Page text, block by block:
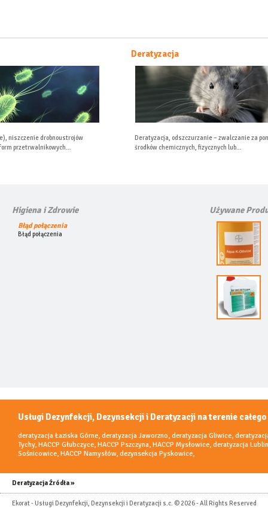
Deratyzacja, odszczurzanie – zwalczanie za pomocą
środków chemicznych, fizycznych lub…
Higiena i Zdrowie
Błąd połączenia
Błąd połączenia
Używane
Usługi Dezynfekcji, Dezynsekcji i Deratyzacji na terenie
deratyzacja Łaziska Górne, deratyzacja Jaworzno, deratyzacja Gliwice,
Tychy, HACCP Głubczyce, HACCP Pszczyna, HACCP Mysłowice, deratyzacja
Sośnicowice, HACCP Namysłów, dezynsekcja Pyskowice,
Deratyzacja Źródła »
Ekorat - Usługi Dezynfekcji, Dezynsekcji i Deratyzacji s.c. © 2026 - All Rights Reserved